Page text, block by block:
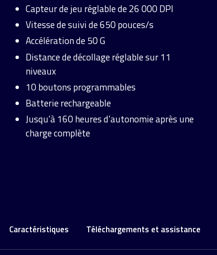
Capteur de jeu réglable de 26 000 DPI
Vitesse de suivi de 650 pouces/s
Accélération de 50 G
Distance de décollage réglable sur 11
niveaux
10 boutons programmables
Batterie rechargeable
Jusqu’à 160 heures d’autonomie après une
charge complète
Caractéristiques Téléchargements et assistance